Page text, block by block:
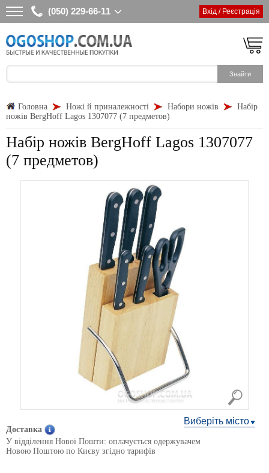
(050) 229-66-11 Вхід / Реєстрація
Головна Ножі й приналежності Набори ножів
Набір
ножів BergHoff Lagos 1307077 (7 предметов)
Набір ножів BergHoff Lagos 1307077
(7 предметов)
Виберіть місто
Доставка
У відділення Нової Пошти: оплачується одержувачем
Новою Поштою по Києву згідно тарифів